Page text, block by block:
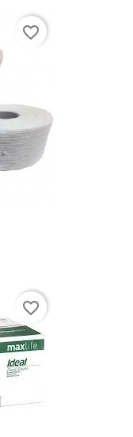
favorite_border
favorite_border